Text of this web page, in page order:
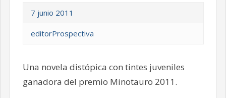
7 junio 2011
editorProspectiva
Una novela distópica con tintes juveniles
ganadora del premio Minotauro 2011.